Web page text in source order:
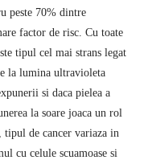
peste 70% dintre
factor de risc. Cu toate
tipul cel mai strans legat
la lumina ultravioleta
si daca pielea a
la soare joaca un rol
de cancer variaza in
cu celule scuamoase si